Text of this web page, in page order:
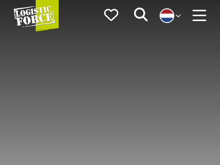
Logistic
Force
FavorietenZoeken